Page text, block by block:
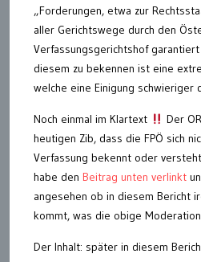
„Forderungen, etwa zur
aller Gerichtswege durch den
Verfassungsgerichtshof garantiert
diesem zu bekennen ist eine
welche eine Einigung schwieriger
Noch einmal im Klartext
Der
heutigen Zib, dass die FPÖ sich
Verfassung bekennt oder
habe den Beitrag unten verlinkt
angesehen ob in diesem Bericht
kommt, was die obige
Der Inhalt: später in diesem